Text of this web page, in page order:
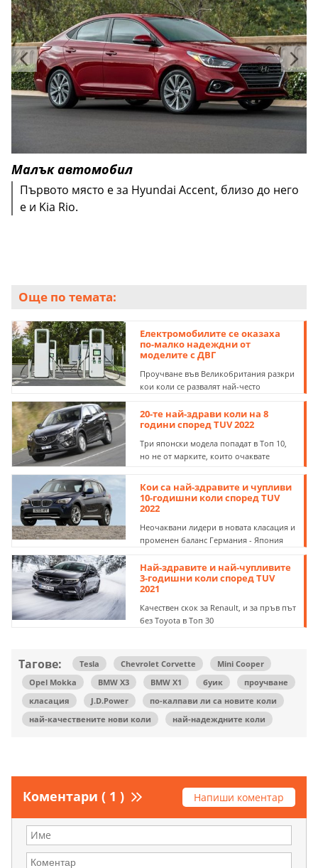
Малък автомобил
Първото място е за Hyundai Accent, близо до него
е и Kia Rio.
Още по темата:
Електромобилите се оказаха
по-малко надеждни от
моделите с ДВГ
Проучване във Великобритания разкри
кои коли се развалят най-често
20-те най-здрави коли на 8
години според TUV 2022
Три японски модела попадат в Топ 10,
но не от марките, които очаквате
Кои са най-здравите и чупливи
10-годишни коли според TUV
2022
Неочаквани лидери в новата класация и
променен баланс Германия - Япония
Най-здравите и най-чупливите
3-годишни коли според TUV
2021
Качествен скок за Renault, и за пръв път
без Toyota в Топ 30
Тагове: Tesla Chevrolet Corvette
Mini Cooper
Opel Mokka
BMW X3 BMW X1 буик
проучване
класация
J.D.Power
по-калпави ли са новите коли
най-качествените нови коли
най-надеждните коли
Коментари ( 1 ) Напиши коментар